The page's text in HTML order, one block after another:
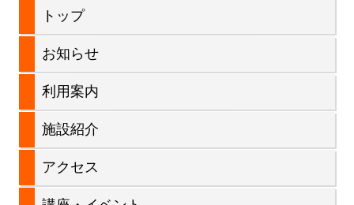
サ
イ
ド
トップ
お知らせ
利用案内
施設紹介
アクセス